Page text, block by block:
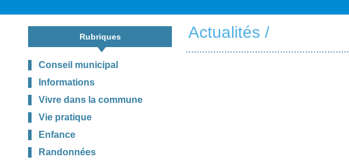
Rubriques
Conseil municipal
Informations
Vivre dans la commune
Vie pratique
Enfance
Randonnées
Actualités /